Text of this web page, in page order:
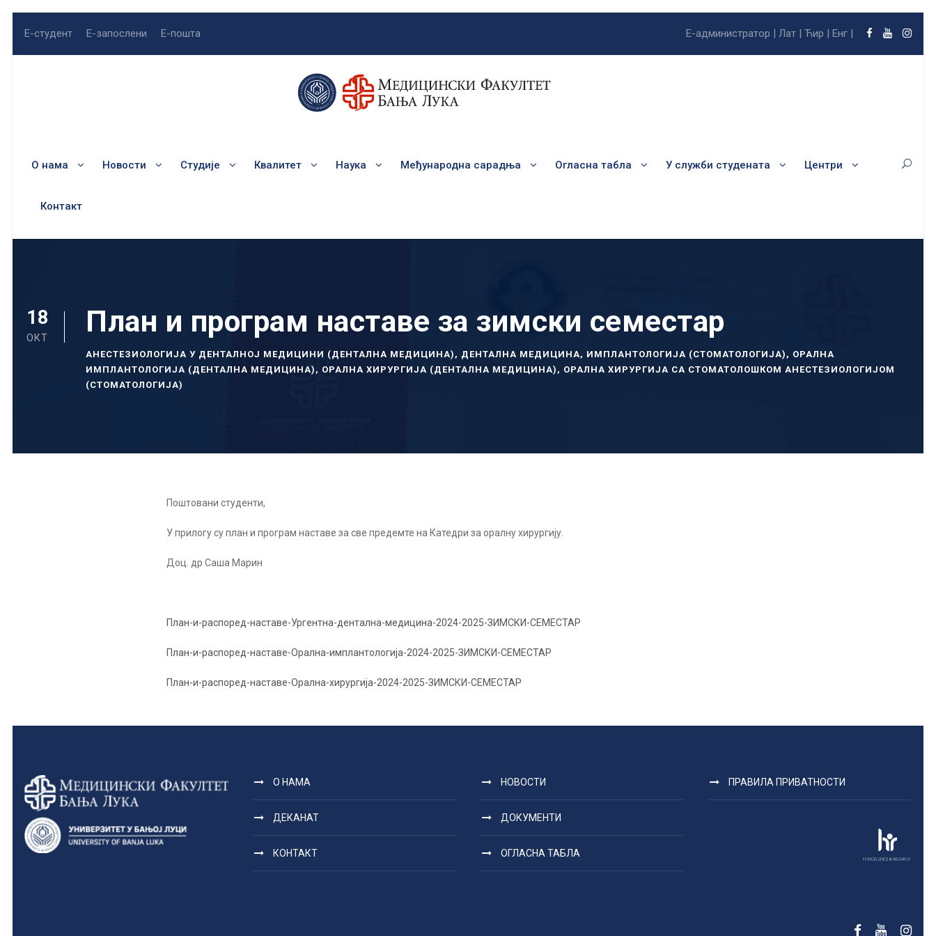
Е-студент Е-запослени Е-пошта Е-администратор | Лат | Ћир | Енг |
О нама Новости Студије Квалитет Наука Међународна сарадња Огласна табла У служби студената Центри
Контакт
18
ОКТ План и програм наставе за зимски семестар
АНЕСТЕЗИОЛОГИЈА У ДЕНТАЛНОЈ МЕДИЦИНИ (ДЕНТАЛНА МЕДИЦИНА) , ДЕНТАЛНА МЕДИЦИНА, ИМПЛАНТОЛОГИЈА (СТОМАТОЛОГИЈА) , ОРАЛНА
ИМПЛАНТОЛОГИЈА (ДЕНТАЛНА МЕДИЦИНА) , ОРАЛНА ХИРУРГИЈА (ДЕНТАЛНА МЕДИЦИНА) , ОРАЛНА ХИРУРГИЈА СА СТОМАТОЛОШКОМ АНЕСТЕЗИОЛОГИЈОМ
(СТОМАТОЛОГИЈА)
Поштовани студенти,
У прилогу су план и програм наставе за све предемте на Катедри за оралну хирургију.
Доц. др Саша Марин
План-и-распоред-наставе-Ургентна-дентална-медицина-2024-2025-ЗИМСКИ-СЕМЕСТАР
План-и-распоред-наставе-Орална-имплантологија-2024-2025-ЗИМСКИ-СЕМЕСТАР
План-и-распоред-наставе-Орална-хирургија-2024-2025-ЗИМСКИ-СЕМЕСТАР
О НАМА
ДЕКАНАТ
КОНТАКТ
НОВОСТИ
ДОКУМЕНТИ
ОГЛАСНА ТАБЛА
ПРАВИЛА ПРИВАТНОСТИ